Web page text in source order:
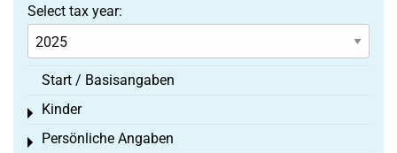
Select tax year:
Start / Basisangaben
Kinder
Toggle menu
Persönliche Angaben
Toggle menu